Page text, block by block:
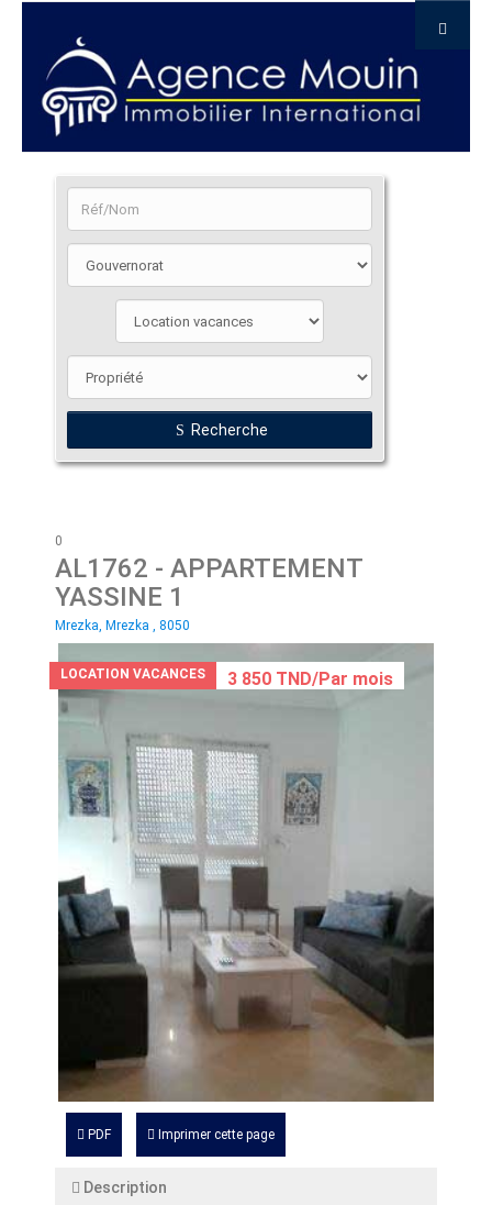
Recherche
0
AL1762 - APPARTEMENT
YASSINE 1
Mrezka, Mrezka , 8050
LOCATION VACANCES 3 850 TND/Par mois
PDF Imprimer cette page
Description